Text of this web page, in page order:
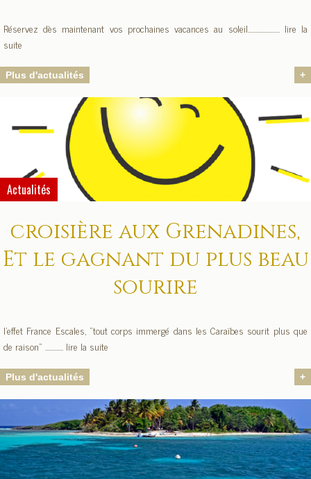
Réservez dès maintenant vos prochaines vacances au soleil....................... lire la
suite
+
Plus d'actualités
Actualités
croisière aux Grenadines,
Et le gagnant du plus beau
sourire
l’effet France Escales, "tout corps immergé dans les Caraïbes sourit plus que
de raison" ............. lire la suite
+
Plus d'actualités